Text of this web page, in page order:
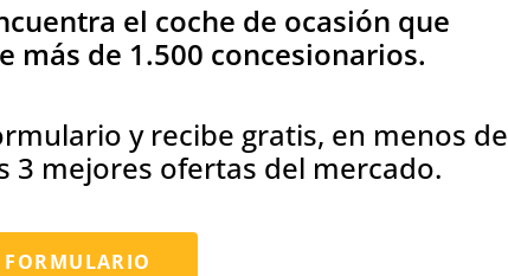
el coche de ocasión que
más de 1.500 concesionarios.
y recibe gratis, en menos de
3 mejores ofertas del mercado.
FORMULARIO